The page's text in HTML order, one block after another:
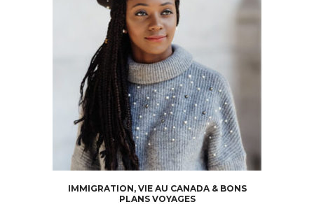
IMMIGRATION, VIE AU CANADA & BONS
PLANS VOYAGES